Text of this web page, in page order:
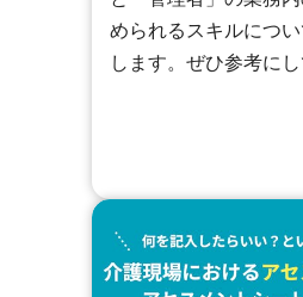
められるスキルにつ
します。ぜひ参考にし